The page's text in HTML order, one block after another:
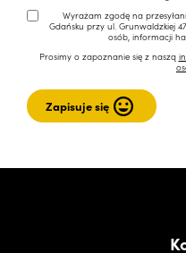
Wyrażam zgodę na
Gdańsku przy ul. Grunwaldzkiej
osób, informacji
Prosimy o zapoznanie się z naszą